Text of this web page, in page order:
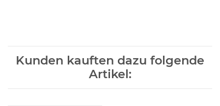
Kunden kauften dazu folgende
Artikel: